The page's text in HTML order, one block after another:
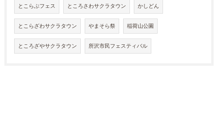
とこらぶフェス ところさわサクラタウン かしどん
とこらざわサクラタウン やまそら祭 稲荷山公園
ところざやサクラタウン 所沢市民フェスティバル